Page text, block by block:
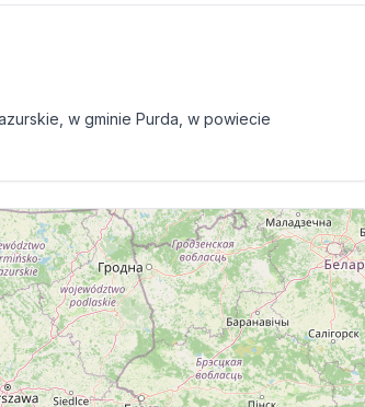
w gminie Purda, w powiecie